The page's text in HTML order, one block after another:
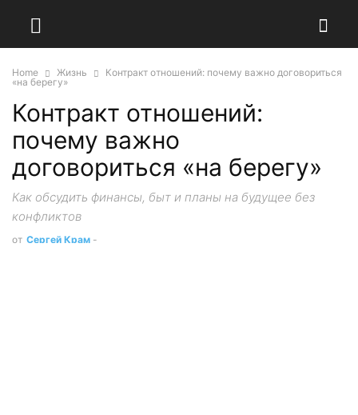
Home Жизнь
Контракт отношений: почему важно договориться
«на берегу»
Контракт отношений:
почему важно
договориться «на берегу»
Как обсудить финансы, быт и планы на будущее без
конфликтов
от Сергей Крам -